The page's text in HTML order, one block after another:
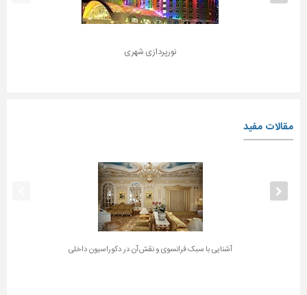
نورپردازی شهری
مقالات مفید
آشنایی با سبک فرانسوی و نقش آن در دکوراسیون داخلی